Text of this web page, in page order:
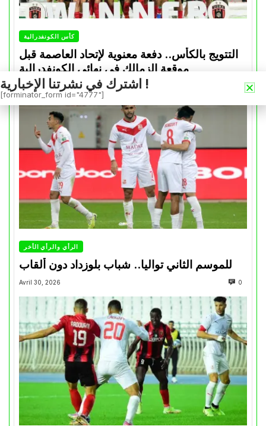
كأس الكونفدرالية
التتويج بالكأس.. دفعة معنوية لإتحاد العاصمة قبل
موقعة الزمالك في نهائي الكونفدرالية
Avril 30, 2026
الرأي والرأي الأخر
للموسم الثاني تواليا.. شباب بلوزداد دون ألقاب
Avril 30, 2026 0
اشترك في نشرتنا الإخبارية !
[forminator_form id="4777"]